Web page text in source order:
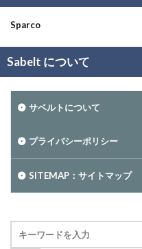
Sparco
Sabelt について
サベルトについて
プライバシーポリシー
SITEMAP：サイトマップ